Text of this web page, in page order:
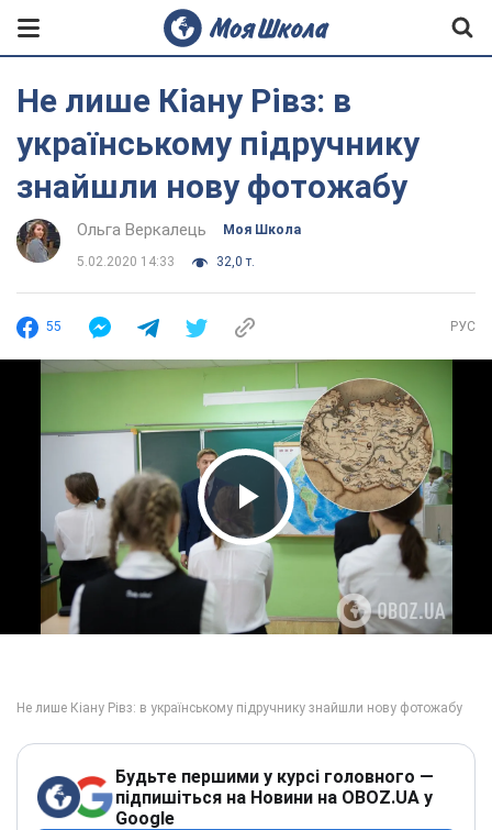
Не лише Кіану Рівз: в
українському підручнику
знайшли нову фотожабу
Ольга Веркалець Моя Школа
5.02.2020 14:33 32,0 т.
55 РУС
Play Video
Будьте першими у курсі головного —
підпишіться на Новини на OBOZ.UA у
Google